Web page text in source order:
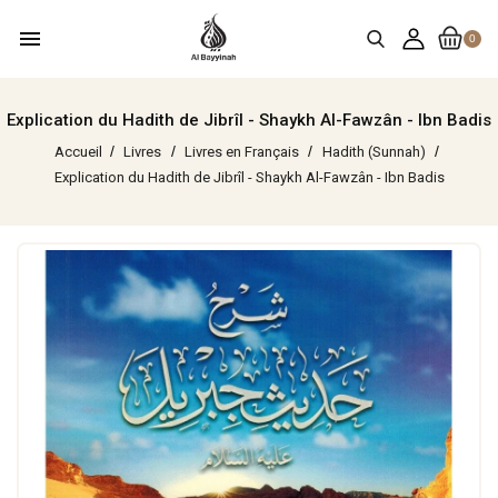
0
menu
Explication du Hadith de Jibrîl - Shaykh Al-Fawzân - Ibn Badis
Accueil Livres Livres en Français
Hadith (Sunnah)
Explication du Hadith de Jibrîl - Shaykh Al-Fawzân - Ibn Badis